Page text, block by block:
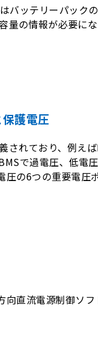
バッテリーパッ
の情報が必要にな
護電圧
れており、例え
で過電圧、低
の6つの重要電圧
直流電源制御ソ